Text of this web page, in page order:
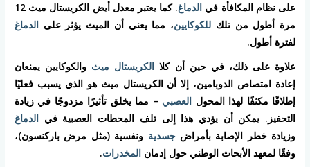
على نظام المكافأة في الدماغ
. كما يعتبر معدل أيض الكريستال ميث 12
مرة أطول من تلك للكوكايين، مما يعني أن الميث يؤثر على الدماغ
لفترة أطول.
علاوة على ذلك، في حين أن كلا الكريستال ميث والكوكايين يمنعان
إعادة امتصاص الدوبامين، إلا أن الكريستال ميث هو الذي يسبب فعليًا
إطلاقًا مكثفًا لهذا المحول العصبي – مما يخلق تأثيرًا مزدوجًا في زيادة
التحفيز. يمكن أن يؤدي هذا إلى تلف المحطات العصبية في الدماغ
وزيادة خطر الإصابة بأمراضجسدية ونفسية (مثل مرض باركنسون)،
وفقًا لمعهد الأبحاث الوطني حول إدمانالمخدرات.